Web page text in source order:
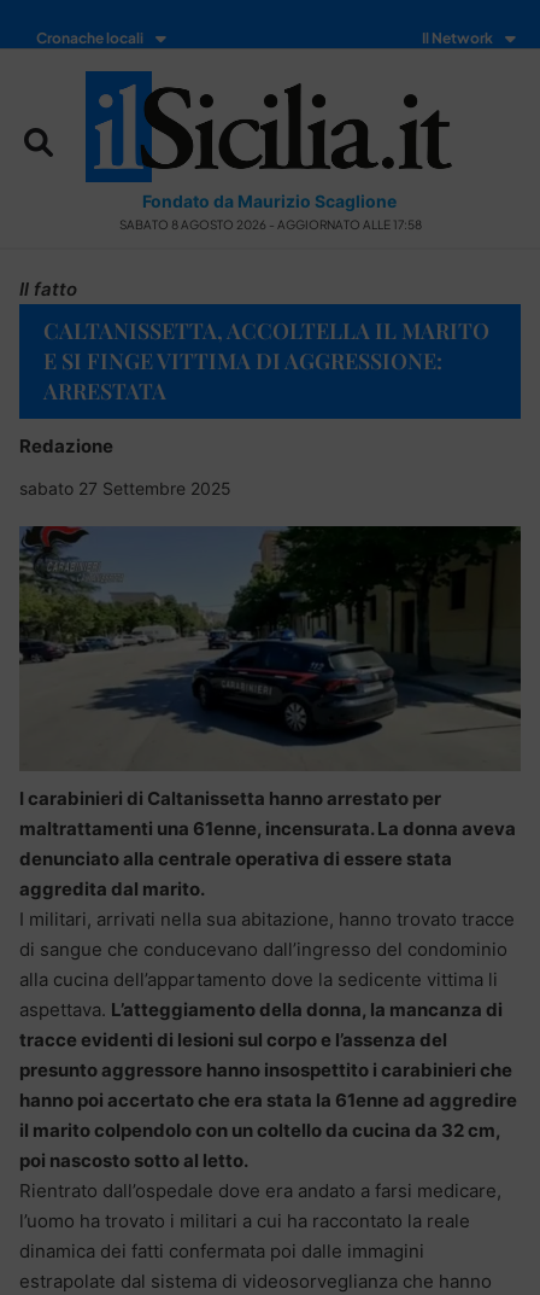
Cronache locali Il Network
Fondato da Maurizio Scaglione
SABATO 8 AGOSTO 2026 - AGGIORNATO ALLE 17:58
Il fatto
CALTANISSETTA, ACCOLTELLA IL MARITO
E SI FINGE VITTIMA DI AGGRESSIONE:
ARRESTATA
Redazione
sabato 27 Settembre 2025
I carabinieri di Caltanissetta hanno arrestato per
maltrattamenti una 61enne, incensurata. La donna aveva
denunciato alla centrale operativa di essere stata
aggredita dal marito.
I militari, arrivati nella sua abitazione, hanno trovato tracce
di sangue che conducevano dall’ingresso del condominio
alla cucina dell’appartamento dove la sedicente vittima li
aspettava. L’atteggiamento della donna, la mancanza di
tracce evidenti di lesioni sul corpo e l’assenza del
presunto aggressore hanno insospettito i carabinieri che
hanno poi accertato che era stata la 61enne ad aggredire
il marito colpendolo con un coltello da cucina da 32 cm,
poi nascosto sotto al letto.
Rientrato dall’ospedale dove era andato a farsi medicare,
l’uomo ha trovato i militari a cui ha raccontato la reale
dinamica dei fatti confermata poi dalle immagini
estrapolate dal sistema di videosorveglianza che hanno